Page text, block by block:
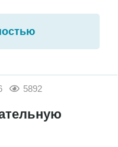
5892